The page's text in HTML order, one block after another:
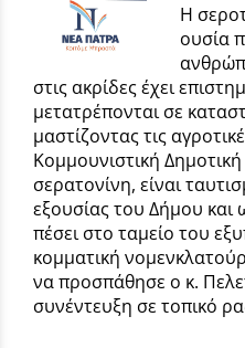
Η
ουσία
στις ακρίδες έχει
μετατρέπονται σε
μαστίζοντας τις
Κομμουνιστική
σερατονίνη, είναι
εξουσίας του Δήμου
πέσει στο ταμείο του
κομματική
να προσπάθησε ο κ.
συνέντευξη σε τοπικό